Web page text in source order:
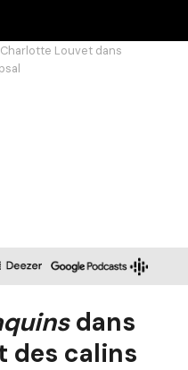
Louvet dans
dans
des calins